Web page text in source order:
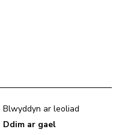
Blwyddyn ar leoliad
Ddim ar gael